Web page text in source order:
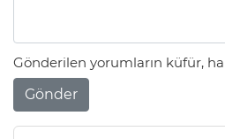
Gönderilen yorumların küfür,
Gönder